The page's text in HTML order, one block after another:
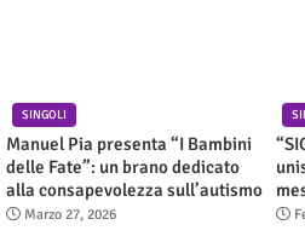
SINGOLI
Manuel Pia presenta “I Bambini
delle Fate”: un brano dedicato
alla consapevolezza sull’autismo
Marzo 27, 2026